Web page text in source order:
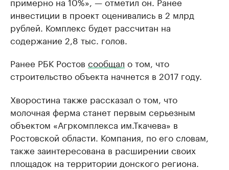
инвестиции в проект оценивались в 2 млрд
рублей. Комплекс будет рассчитан на
содержание 2,8 тыс. голов.
Ранее РБК Ростов сообщал о том, что
строительство объекта начнется в 2017 году.
Хворостина также рассказал о том, что
молочная ферма станет первым серьезным
объектом «Агркомплекса им.Ткачева» в
Ростовской области. Компания, по его словам,
также заинтересована в расширении своих
площадок на территории донского региона.